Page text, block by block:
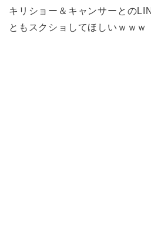
キリショー＆キャンサーとの
ともスクショしてほしいｗｗｗ